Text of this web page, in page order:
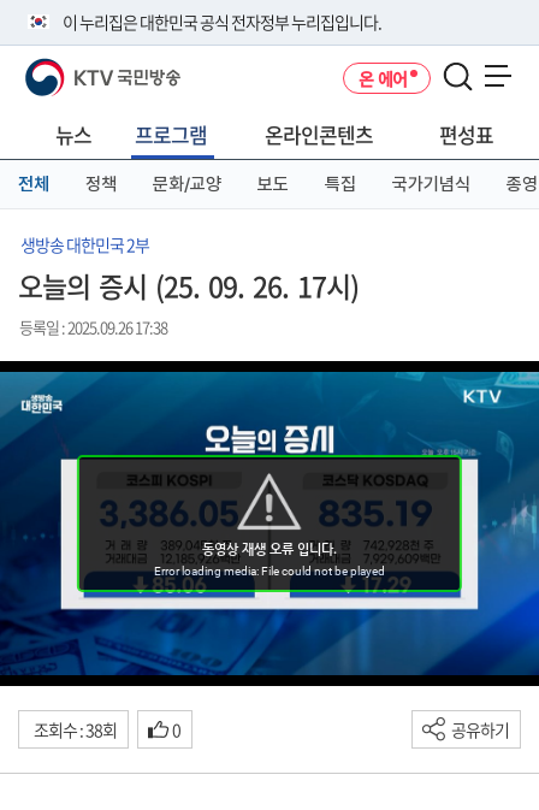
이 누리집은 대한민국 공식 전자정부 누리집입니다.
공식 누리집 주소 확인하기
니다.
이밖에 or.kr 또는 .kr등 다른 도메인 주소를 사용하고 있다면 아래 URL에
서 도메인 주소를 확인해 보세요
KTV 국민방송 온 에어
뉴스 프로그램 온라인콘텐츠 편성표
전체 정책 문화/교양 보도 특집 국가기념식 종영
생방송 대한민국 2부
오늘의 증시 (25. 09. 26. 17시)
등록일 : 2025.09.26 17:38
조회수 : 38회 0 공유하기